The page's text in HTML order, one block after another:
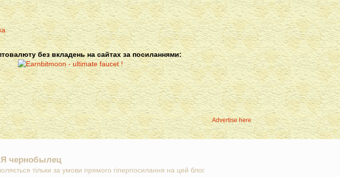
без вкладень на сайтах за посиланнями:
Advertise here
Я чернобылец
тільки за умови прямого гіперпосилання на цей блог.